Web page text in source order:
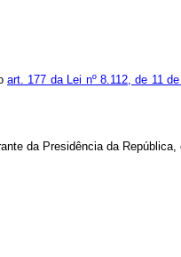
art. 177 da Lei nº 8.112, de 11
da Presidência da